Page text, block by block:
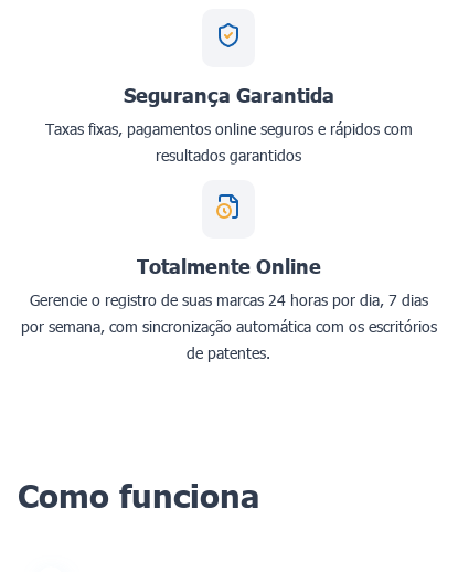
Segurança Garantida
Taxas fixas, pagamentos online seguros e rápidos com
resultados garantidos
Totalmente Online
Gerencie o registro de suas marcas 24 horas por dia, 7 dias
por semana, com sincronização automática com os escritórios
de patentes.
Como funciona